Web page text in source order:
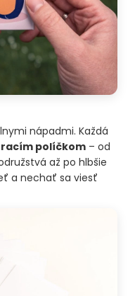
nápadmi. Každá
políčkom – od
až po hlbšie
a nechať sa viesť